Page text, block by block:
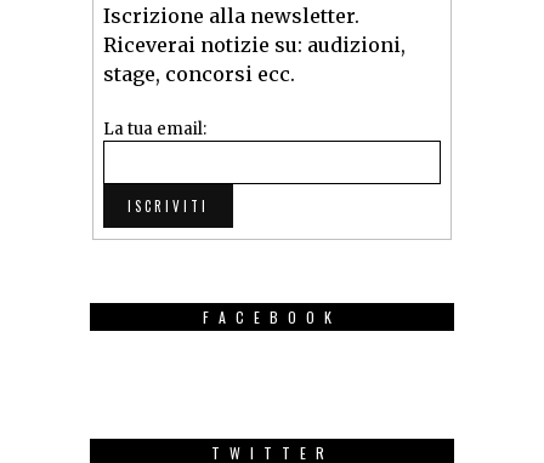
Iscrizione alla newsletter.
Riceverai notizie su: audizioni,
stage, concorsi ecc.
La tua email:
FACEBOOK
TWITTER